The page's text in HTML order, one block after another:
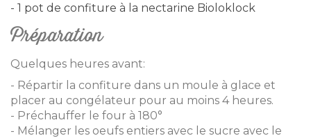
- 1 pot de confiture à la nectarine Bioloklock
Préparation
Quelques heures avant:
- Répartir la confiture dans un moule à glace et
placer au congélateur pour au moins 4 heures.
- Préchauffer le four à 180°
- Mélanger les oeufs entiers avec le sucre avec le